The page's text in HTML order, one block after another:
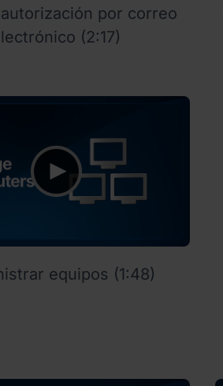
por correo
(2:17)
equipos (1:48)